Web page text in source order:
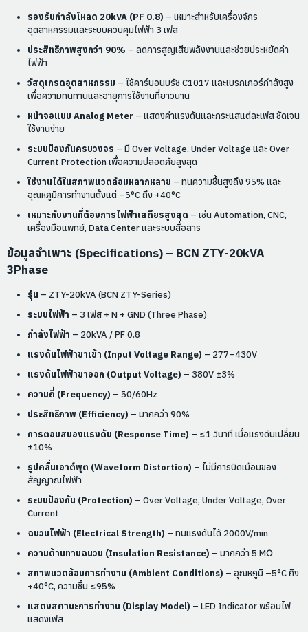
รองรับกำลังโหลด 20kVA (PF 0.8) – เหมาะสำหรับเครื่องจักร
อุตสาหกรรมและระบบควบคุมไฟฟ้า 3 เฟส
ประสิทธิภาพสูงกว่า 90% – ลดการสูญเสียพลังงานและช่วยประหยัดค่า
ไฟฟ้า
วัสดุเกรดอุตสาหกรรม – ใช้คาร์บอนบรัช C1017 และเบรกเกอร์กำลังสูง
เพื่อความทนทานและอายุการใช้งานที่ยาวนาน
หน้าจอแบบ Analog Meter – แสดงค่าแรงดันและกระแสแต่ละเฟส ชัดเจน
ใช้งานง่าย
ระบบป้องกันครบวงจร – มี Over Voltage, Under Voltage และ Over
Current Protection เพื่อความปลอดภัยสูงสุด
ใช้งานได้ในสภาพแวดล้อมหลากหลาย – ทนความชื้นสูงถึง 95% และ
อุณหภูมิการทำงานตั้งแต่ –5°C ถึง +40°C
เหมาะกับงานที่ต้องการไฟฟ้าเสถียรสูงสุด – เช่น Automation, CNC,
เครื่องมือแพทย์, Data Center และระบบสื่อสาร
ข้อมูลจำเพาะ (Specifications) – BCN ZTY-20kVA
3Phase
รุ่น – ZTY-20kVA (BCN ZTY-Series)
ระบบไฟฟ้า – 3 เฟส + N + GND (Three Phase)
กำลังไฟฟ้า – 20kVA / PF 0.8
แรงดันไฟฟ้าขาเข้า (Input Voltage Range) – 277–430V
แรงดันไฟฟ้าขาออก (Output Voltage) – 380V ±3%
ความถี่ (Frequency) – 50/60Hz
ประสิทธิภาพ (Efficiency) – มากกว่า 90%
การตอบสนองแรงดัน (Response Time) – ≤1 วินาที เมื่อแรงดันเปลี่ยน
±10%
รูปคลื่นเอาต์พุต (Waveform Distortion) – ไม่มีการบิดเบือนของ
สัญญาณไฟฟ้า
ระบบป้องกัน (Protection) – Over Voltage, Under Voltage, Over
Current
ฉนวนไฟฟ้า (Electrical Strength) – ทนแรงดันได้ 2000V/min
ความต้านทานฉนวน (Insulation Resistance) – มากกว่า 5 MΩ
สภาพแวดล้อมการทำงาน (Ambient Conditions) – อุณหภูมิ –5°C ถึง
+40°C, ความชื้น ≤95%
แสดงสถานะการทำงาน (Display Model) – LED Indicator พร้อมไฟ
แสดงเฟส